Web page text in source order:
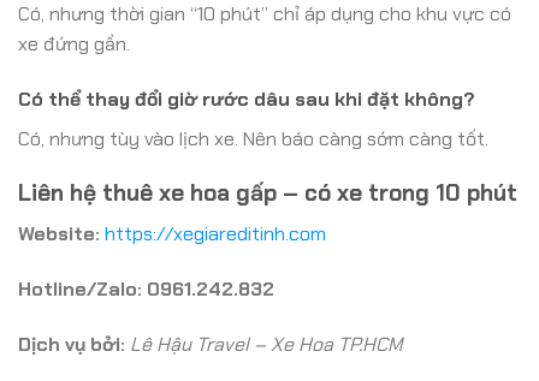
Có, nhưng thời gian “10 phút” chỉ áp dụng cho khu vực có
xe đứng gần.
Có thể thay đổi giờ rước dâu sau khi đặt không?
Có, nhưng tùy vào lịch xe. Nên báo càng sớm càng tốt.
Liên hệ thuê xe hoa gấp – có xe trong 10 phút
Website: https://xegiareditinh.com
Hotline/Zalo: 0961.242.832
Dịch vụ bởi: Lê Hậu Travel – Xe Hoa TP.HCM